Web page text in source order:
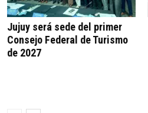
Jujuy será sede del primer
Consejo Federal de Turismo
de 2027